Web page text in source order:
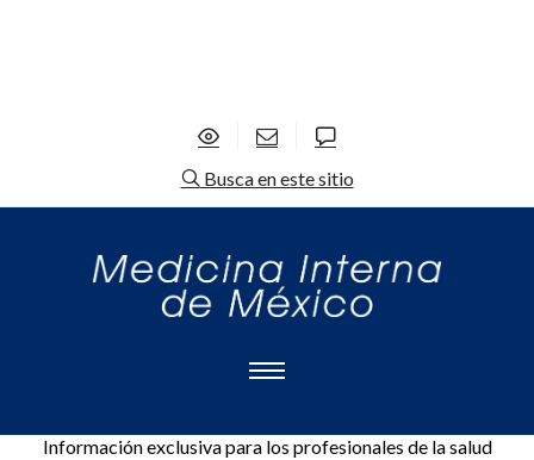
Busca en este sitio
Información exclusiva para los profesionales de la salud